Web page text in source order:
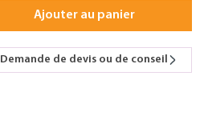
Ajouter au panier
Demande de devis ou de conseil